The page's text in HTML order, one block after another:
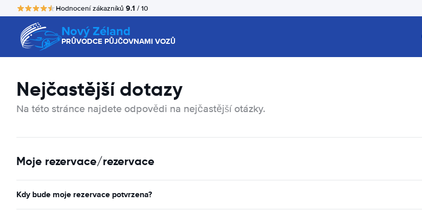
Hodnocení zákazníků 9.1 / 10
Nový Zéland
PRŮVODCE PŮJČOVNAMI VOZŮ
Nejčastější dotazy
Na této stránce najdete odpovědi na nejčastější otázky.
Moje rezervace/rezervace
Kdy bude moje rezervace potvrzena?